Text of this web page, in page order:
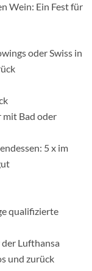
Wein: Ein Fest für
oder Swiss in
mit Bad oder
5 x im
qualifizierte
Lufthansa
und zurück